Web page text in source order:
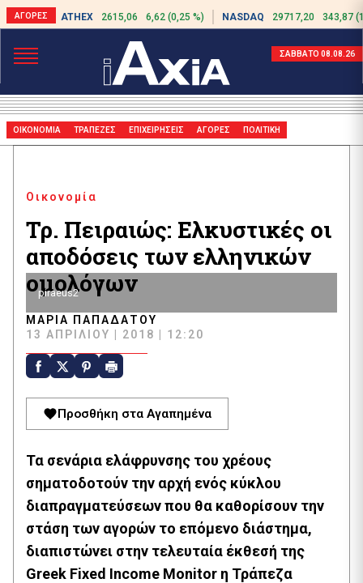
ATHEX 2615,06 6,62 (0,25 %) NASDAQ 29717,20 343,87
ΣΑΒΒΑΤΟ 08.08.26
ΟΙΚΟΝΟΜΙΑ ΤΡΑΠΕΖΕΣ ΕΠΙΧΕΙΡΗΣΕΙΣ ΑΓΟΡΕΣ ΠΟΛΙΤΙΚΗ
Οικονομία
Τρ. Πειραιώς: Ελκυστικές οι
αποδόσεις των ελληνικών
ομολόγων
piraeus2
ΜΑΡΊΑ ΠΑΠΑΔΆΤΟΥ
13 ΑΠΡΙΛΊΟΥ | 2018 | 12:20
Προσθήκη στα Αγαπημένα
Τα σενάρια ελάφρυνσης του χρέους
σηματοδοτούν την αρχή ενός κύκλου
διαπραγματεύσεων που θα καθορίσουν την
στάση των αγορών το επόμενο διάστημα,
διαπιστώνει στην τελευταία έκθεσή της
Greek Fixed Income Monitor η Τράπεζα